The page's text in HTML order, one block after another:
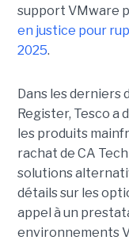
support VMware
en justice pour
2025.
Dans les derniers
Register, Tesco a
les produits
rachat de CA
solutions
détails sur les
appel à un
environnements